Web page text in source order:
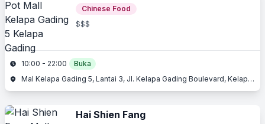
Chinese Food
$$$
10:00 - 22:00
Buka
Mal Kelapa Gading 5, Lantai 3, Jl. Kelapa Gading Boulevard, Kelapa Gading, Jakarta Utara
Hai Shien Fang